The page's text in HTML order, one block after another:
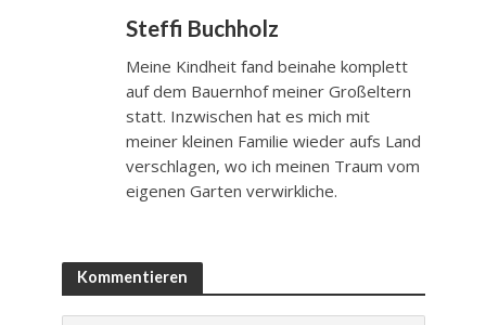
Steffi Buchholz
Meine Kindheit fand beinahe komplett
auf dem Bauernhof meiner Großeltern
statt. Inzwischen hat es mich mit
meiner kleinen Familie wieder aufs Land
verschlagen, wo ich meinen Traum vom
eigenen Garten verwirkliche.
Kommentieren